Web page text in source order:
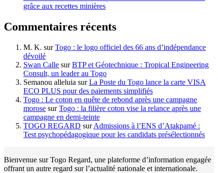
grâce aux recettes minières
Commentaires récents
M. K. surTogo : le logo officiel des 66 ans d’indépendance
dévoilé
Swan Calle surBTP et Géotechnique : Tropical Engineering
Consult, un leader au Togo
Semanou alleluia surLa Poste du Togo lance la carte VISA
ECO PLUS pour des paiements simplifiés
Togo : Le coton en quête de rebond après une campagne
morose surTogo : la filière coton vise la relance après une
campagne en demi-teinte
TOGO REGARD surAdmissions à l’ENS d’Atakpamé :
Test psychopédagogique pour les candidats présélectionnés
Bienvenue sur Togo Regard, une plateforme d’information engagée
offrant un autre regard sur l’actualité nationale et internationale.